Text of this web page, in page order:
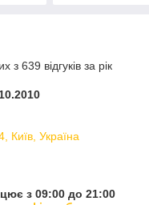
з 639 відгуків за рік
Київ, Україна
з 09:00 до 21:00